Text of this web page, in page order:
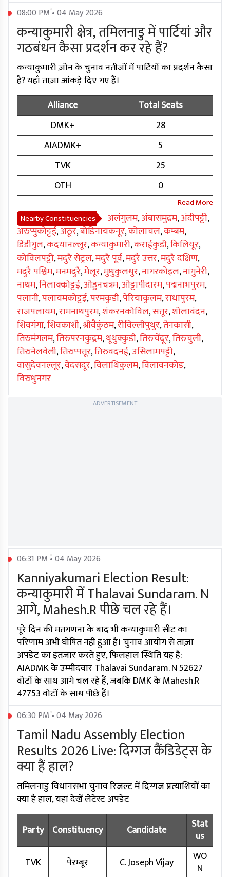
08:00 PM • 04 May 2026
कन्याकुमारी क्षेत्र, तमिलनाडु में पार्टियां और
गठबंधन कैसा प्रदर्शन कर रहे हैं?
कन्याकुमारी ज़ोन के चुनाव नतीजों में पार्टियों का प्रदर्शन कैसा
है? यहाँ ताज़ा आंकड़े दिए गए हैं।
Alliance
Total Seats
DMK+
28
AIADMK+
5
TVK
25
OTH
0
Nearby Constituencies अलंगुलम,अंबासमुद्रम,अंदीपट्टी,
अरुप्पुकोट्टई,अठूर,बोडिनायकनूर,कोलाचल,कम्बम,
डिंडीगुल,कदयानल्लूर,कन्याकुमारी,कराईकुडी,किलियूर,
कोविलपट्टी,मदुरै सेंट्रल,मदुरै पूर्व,मदुरै उत्तर,मदुरै दक्षिण,
मदुरै पश्चिम,मनमदुरै,मेलूर,मुधुकुलथुर,नागरकोइल,नांगुनेरी,
नाथम,निलाक्कोट्टई,ओड्डनचत्रम,ओट्टापीदारम,पद्मनाभपुरम,
पलानी,पलायमकोट्टई,परमकुडी,पेरियाकुलम,राधापुरम,
राजपलायम,रामनाथपुरम,शंकरनकोविल,सत्तूर,शोलावंदन,
शिवगंगा,शिवकाशी,श्रीवैकुंठम,रीविल्लीपुथुर,तेनकासी,
तिरुमंगलम,तिरुपरनकुंद्रम,थूथुक्कुडी,तिरुचेंदूर,तिरुचुली,
तिरुनेलवेली,तिरुप्पत्तूर,तिरुवदनई,उसिलामपट्टी,
वासुदेवनल्लूर,वेदसंदूर,विलाथिकुलम,विलावनकोड,
विरुधुनगर
ADVERTISEMENT
06:31 PM • 04 May 2026
Kanniyakumari Election Result:
कन्याकुमारी में Thalavai Sundaram. N
आगे, Mahesh.R पीछे चल रहे हैं।
पूरे दिन की मतगणना के बाद भी कन्याकुमारी सीट का
परिणाम अभी घोषित नहीं हुआ है। चुनाव आयोग से ताज़ा
अपडेट का इंतज़ार करते हुए, फिलहाल स्थिति यह है:
AIADMK के उम्मीदवार Thalavai Sundaram. N 52627
वोटों के साथ आगे चल रहे हैं, जबकि DMK के Mahesh.R
47753 वोटों के साथ पीछे हैं।
06:30 PM • 04 May 2026
Tamil Nadu Assembly Election
Results 2026 Live: दिग्गज कैंडिडेट्स के
क्या हैं हाल?
तमिलनाडु विधानसभा चुनाव रिजल्ट में दिग्गज प्रत्याशियों का
क्या है हाल, यहां देखें लेटेस्ट अपडेट
Party
Constituency Candidate
Stat
us
TVK
पेरम्बूर C. Joseph Vijay
WO
N